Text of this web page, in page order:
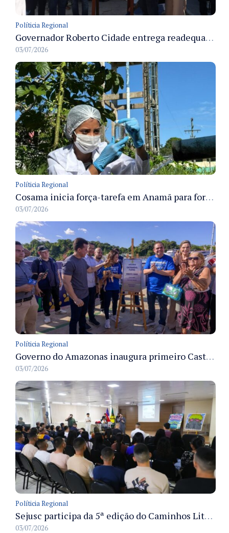
Políticia Regional
Governador Roberto Cidade entrega readequação do ambulatório da FCecon e amplia capacidade de atendimento oncológico em Manaus
03/07/2026
Políticia Regional
Cosama inicia força-tarefa em Anamã para fortalecer abastecimento de água e segurança hídrica da população
03/07/2026
Políticia Regional
Governo do Amazonas inaugura primeiro Castramóvel Fluvial para atendimento veterinário às comunidades ribeirinhas e castração gratuita
03/07/2026
Políticia Regional
Sejusc participa da 5ª edição do Caminhos Literários com foco na cultura hip-hop nas unidades socioeducativas
03/07/2026